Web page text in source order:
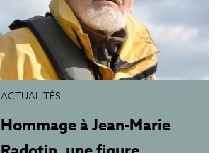
ACTUALITÉS
Hommage à Jean-Marie